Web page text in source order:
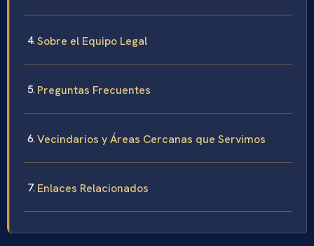
Sobre el Equipo Legal
Preguntas Frecuentes
Vecindarios y Áreas Cercanas que Servimos
Enlaces Relacionados